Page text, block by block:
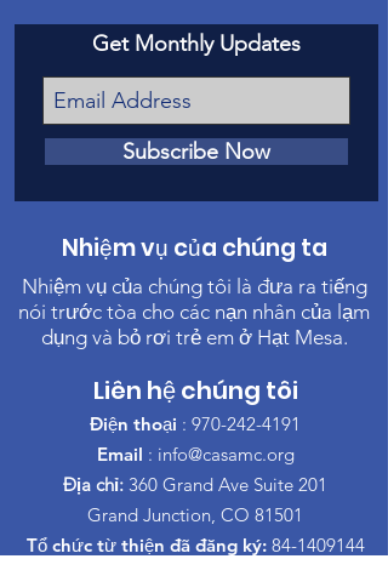
Get Monthly Updates
Subscribe Now
Nhiệm vụ của chúng ta
Nhiệm vụ của chúng tôi là đưa ra tiếng
nói trước tòa cho các nạn nhân của lạm
dụng và bỏ rơi trẻ em ở Hạt Mesa.
Liên hệ chúng tôi
Điện thoại : 970-242-4191
Email : info@casamc.org
Địa chỉ: 360 Grand Ave Suite 201
Grand Junction, CO 81501
Tổ chức từ thiện đã đăng ký: 84-1409144